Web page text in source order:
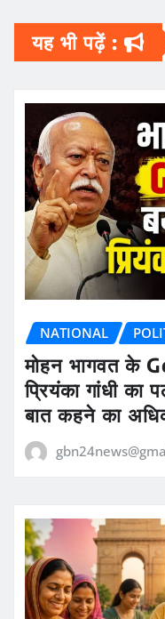
यह भी पढ़ें :
NATIONAL
मोहन भागवत के
प्रियंका गांधी का
बात कहने का